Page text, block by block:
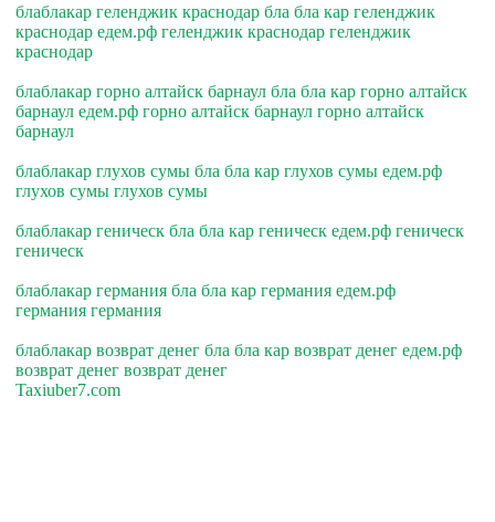
блаблакар геленджик краснодар бла бла кар геленджик
краснодар едем.рф геленджик краснодар геленджик
краснодар
блаблакар горно алтайск барнаул бла бла кар горно алтайск
барнаул едем.рф горно алтайск барнаул горно алтайск
барнаул
блаблакар глухов сумы бла бла кар глухов сумы едем.рф
глухов сумы глухов сумы
блаблакар геническ бла бла кар геническ едем.рф геническ
геническ
блаблакар германия бла бла кар германия едем.рф
германия германия
блаблакар возврат денег бла бла кар возврат денег едем.рф
возврат денег возврат денег
Taxiuber7.com